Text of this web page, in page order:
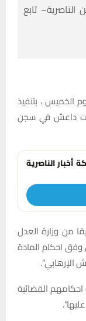
تابع
الخميس ، بتنفيذ
لعصابات داعش في سجن
أخبار الناصرية
من وزارة العدل
الإعدام بحق 8 إرهابيين وفق احكام المادة
احكامهم القضائية